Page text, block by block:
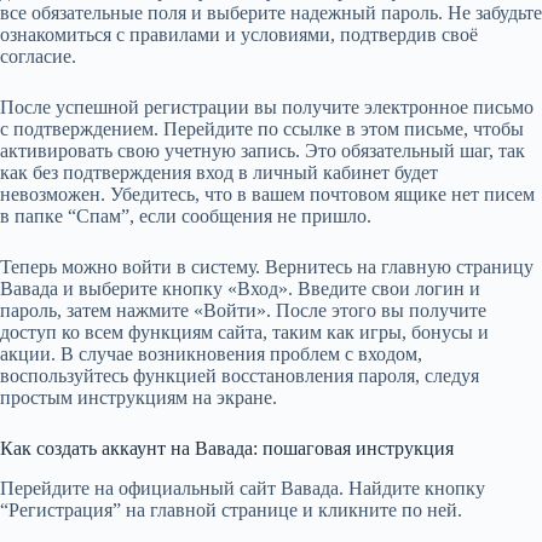
все обязательные поля и выберите надежный пароль. Не забудьте
ознакомиться с правилами и условиями, подтвердив своё
согласие.
После успешной регистрации вы получите электронное письмо
с подтверждением. Перейдите по ссылке в этом письме, чтобы
активировать свою учетную запись. Это обязательный шаг, так
как без подтверждения вход в личный кабинет будет
невозможен. Убедитесь, что в вашем почтовом ящике нет писем
в папке “Спам”, если сообщения не пришло.
Теперь можно войти в систему. Вернитесь на главную страницу
Вавада и выберите кнопку «Вход». Введите свои логин и
пароль, затем нажмите «Войти». После этого вы получите
доступ ко всем функциям сайта, таким как игры, бонусы и
акции. В случае возникновения проблем с входом,
воспользуйтесь функцией восстановления пароля, следуя
простым инструкциям на экране.
Как создать аккаунт на Вавада: пошаговая инструкция
Перейдите на официальный сайт Вавада. Найдите кнопку
“Регистрация” на главной странице и кликните по ней.